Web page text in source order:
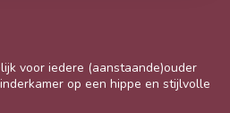
voor iedere (aanstaande)ouder
op een hippe en stijlvolle